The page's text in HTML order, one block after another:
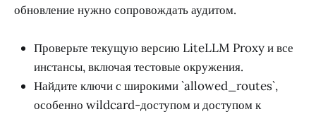
обновление нужно сопровождать аудитом.
Проверьте текущую версию LiteLLM Proxy и все
инстансы, включая тестовые окружения.
Найдите ключи с широкими `allowed_routes`,
особенно wildcard-доступом и доступом к